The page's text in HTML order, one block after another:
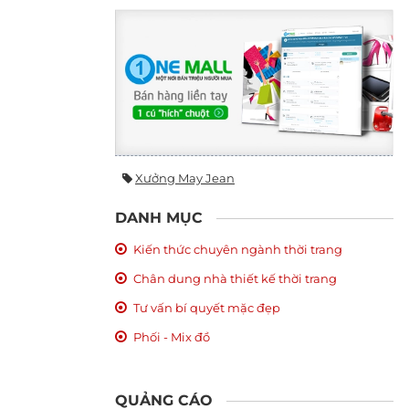
Xưởng May Jean
DANH MỤC
Kiến thức chuyên ngành thời trang
Chân dung nhà thiết kế thời trang
Tư vấn bí quyết mặc đẹp
Phối - Mix đồ
QUẢNG CÁO